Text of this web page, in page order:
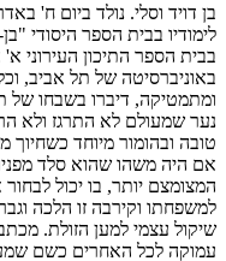
לימודיו בבית הספר היסודי
בבית הספר התיכון העירוני
באוניברסיטה של תל אביב,
ומתמטיקה, דיברו בשבחו של
נער שמעולם לא התרגז ולא
טובה ובהומור מיוחד
אם היה משהו שהוא סלד
המצומצם יותר, בו יכול
למשפחתו וקירבה זו הלכה
שיקול עצמי למען הזולת.
עמוקה לכל האחרים כשם